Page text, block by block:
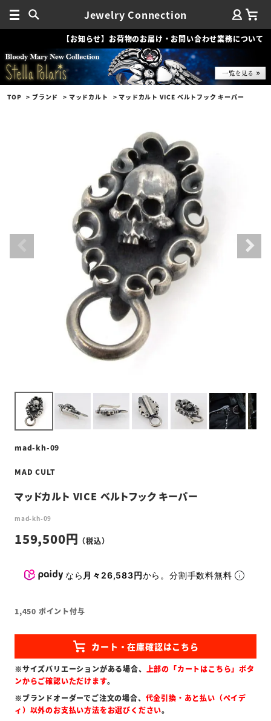
Jewelry Connection
【お知らせ】お荷物のお届け・お問い合わせ業務について
TOP ブランド マッドカルト マッドカルト VICE ベルトフック キーパー
mad-kh-09
MAD CULT
マッドカルト VICE ベルトフック キーパー
mad-kh-09
159,500
なら 月々26,583円から。分割手数料無料
1,450 ポイント付与
※サイズバリエーションがある場合、 上部の「カートはこちら」ボタ
ンからご確認いただけます。
※ブランドオーダーでご注文の場合、 代金引換・あと払い（ペイデ
ィ）以外のお支払い方法をお選びください。